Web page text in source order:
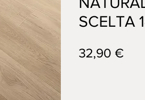
SCELTA
32,90 €